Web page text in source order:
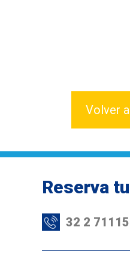
Volver
Reserva
32 2